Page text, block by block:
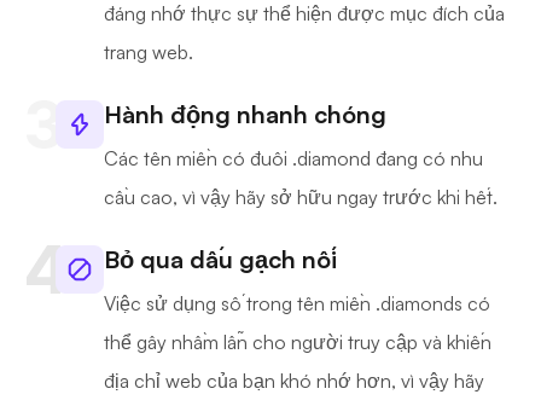
đáng nhớ thực sự thể hiện được mục đích của
trang web.
Hành động nhanh chóng
Các tên miền có đuôi .diamond đang có nhu
cầu cao, vì vậy hãy sở hữu ngay trước khi hết.
Bỏ qua dấu gạch nối
Việc sử dụng số trong tên miền .diamonds có
thể gây nhầm lẫn cho người truy cập và khiến
địa chỉ web của bạn khó nhớ hơn, vì vậy hãy